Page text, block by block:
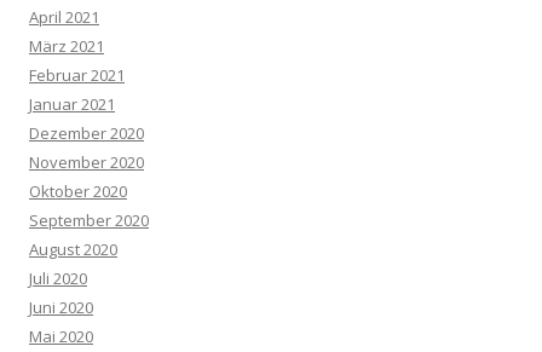
April 2021
März 2021
Februar 2021
Januar 2021
Dezember 2020
November 2020
Oktober 2020
September 2020
August 2020
Juli 2020
Juni 2020
Mai 2020